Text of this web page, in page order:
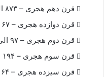
قرن دهم هجری – ۸۷۳ الی ۹۷۰ شمسی
قرن دوازده هجری – ۱۰۶۷ الی ۱۱۶۴ شمسی
قرن دوم هجری – ۹۷ الی ۱۹۴ شمسی
قرن سوم هجری – ۱۹۴ الی ۲۹۱ شمسی
قرن سیزده هجری – ۱۱۶۴ الی ۱۲۶۱ شمسی